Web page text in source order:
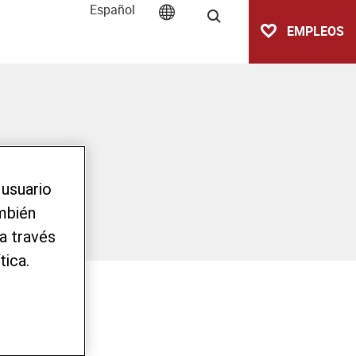
Español
Buscar
EMPLEOS
través